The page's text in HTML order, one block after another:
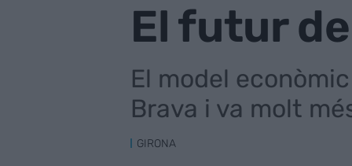
El futur
El model
Brava i va molt
GIRONA